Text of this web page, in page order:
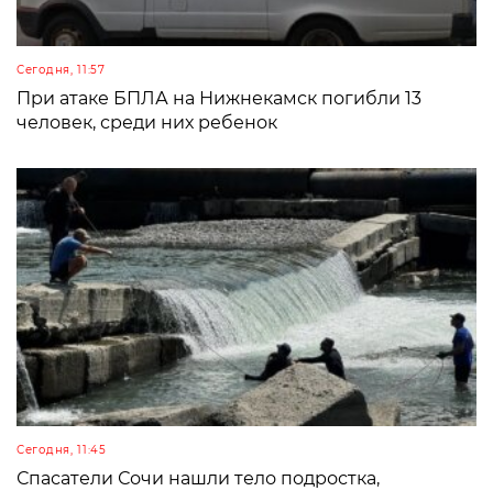
Сегодня, 11:57
При атаке БПЛА на Нижнекамск погибли 13
человек, среди них ребенок
Сегодня, 11:45
Спасатели Сочи нашли тело подростка,